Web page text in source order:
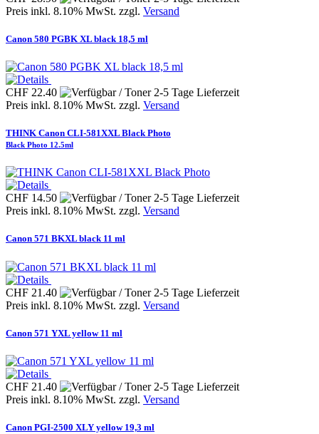
Preis inkl. 8.10% MwSt. zzgl. Versand
Canon 580 PGBK XL black 18,5 ml
CHF 22.40
Preis inkl. 8.10% MwSt. zzgl. Versand
THINK Canon CLI-581XXL Black Photo
Black Photo 12.5ml
CHF 14.50
Preis inkl. 8.10% MwSt. zzgl. Versand
Canon 571 BKXL black 11 ml
CHF 21.40
Preis inkl. 8.10% MwSt. zzgl. Versand
Canon 571 YXL yellow 11 ml
CHF 21.40
Preis inkl. 8.10% MwSt. zzgl. Versand
Canon PGI-2500 XLY yellow 19,3 ml